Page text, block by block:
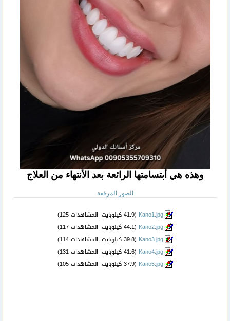
وهذه هي أبتسامتها الرائعة بعد الأنتهاء من العلاج
الصور المرفقة
Kano1.jpg‏(41.9 كيلوبايت, المشاهدات 125)
Kano2.jpg‏(44.1 كيلوبايت, المشاهدات 117)
Kano3.jpg‏(39.8 كيلوبايت, المشاهدات 114)
Kano4.jpg‏(41.6 كيلوبايت, المشاهدات 131)
Kano5.jpg‏(37.9 كيلوبايت, المشاهدات 105)